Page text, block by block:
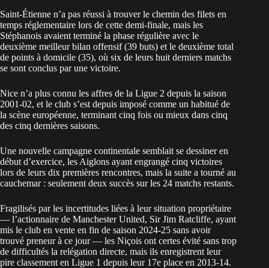
Saint-Étienne n’a pas réussi à trouver le chemin des filets en
temps réglementaire lors de cette demi-finale, mais les
Stéphanois avaient terminé la phase régulière avec le
deuxième meilleur bilan offensif (39 buts) et le deuxième total
de points à domicile (35), où six de leurs huit derniers matchs
se sont conclus par une victoire.
Nice n’a plus connu les affres de la Ligue 2 depuis la saison
2001-02, et le club s’est depuis imposé comme un habitué de
la scène européenne, terminant cinq fois ou mieux dans cinq
des cinq dernières saisons.
Une nouvelle campagne continentale semblait se dessiner en
début d’exercice, les Aiglons ayant engrangé cinq victoires
lors de leurs dix premières rencontres, mais la suite a tourné au
cauchemar : seulement deux succès sur les 24 matchs restants.
Fragilisés par les incertitudes liées à leur situation propriétaire
— l’actionnaire de Manchester United, Sir Jim Ratcliffe, ayant
mis le club en vente en fin de saison 2024-25 sans avoir
trouvé preneur à ce jour — les Niçois ont certes évité sans trop
de difficultés la relégation directe, mais ils enregistrent leur
pire classement en Ligue 1 depuis leur 17e place en 2013-14.